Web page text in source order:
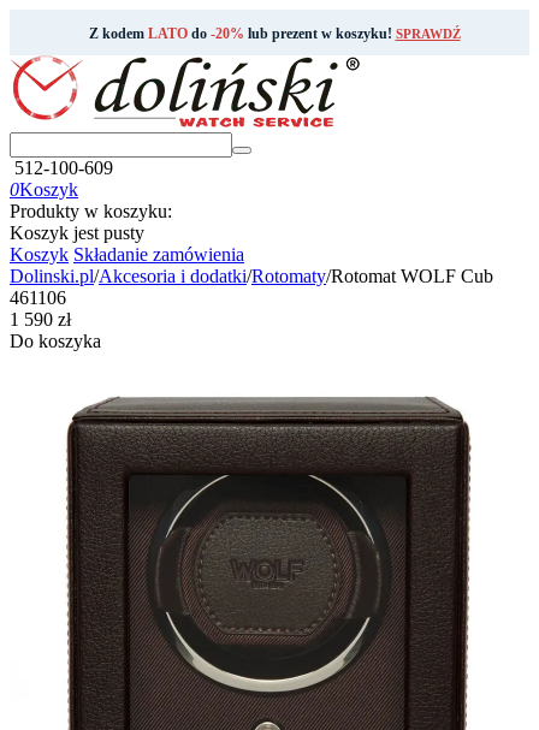
Z kodem LATOdo -20% lub prezent w koszyku! SPRAWDŹ
512-100-609
0Koszyk
Produkty w koszyku:
Koszyk jest pusty
Koszyk Składanie zamówienia
Dolinski.pl/Akcesoria i dodatki/Rotomaty/Rotomat WOLF Cub
461106
‍1 590‍ zł
Do koszyka